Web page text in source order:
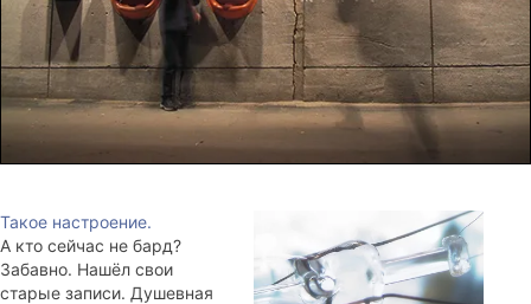
Такое настроение.
А кто сейчас не бард?
Забавно. Нашёл свои
старые записи. Душевная